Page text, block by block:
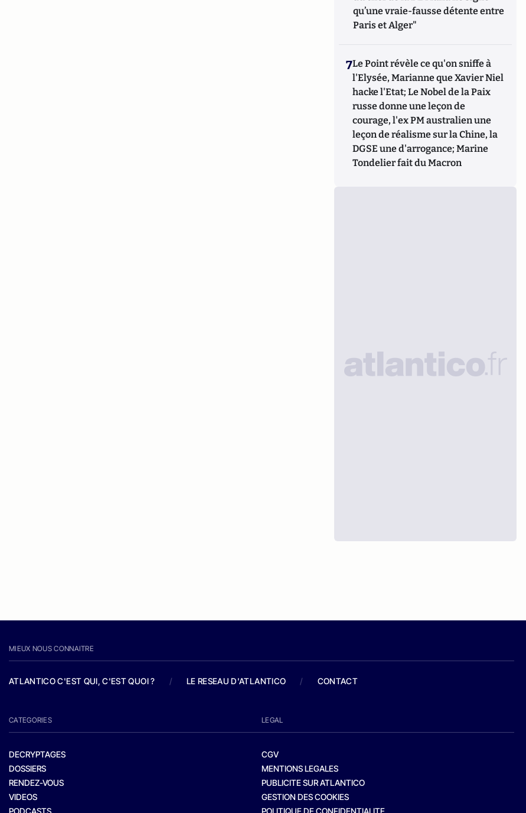
qu’une vraie-fausse détente entre
Paris et Alger"
7Le Point révèle ce qu'on sniffe à
l'Elysée, Marianne que Xavier Niel
hacke l'Etat; Le Nobel de la Paix
russe donne une leçon de
courage, l'ex PM australien une
leçon de réalisme sur la Chine, la
DGSE une d'arrogance; Marine
Tondelier fait du Macron
MIEUX NOUS CONNAITRE
ATLANTICO C'EST QUI, C'EST QUOI ? / LE RESEAU D'ATLANTICO / CONTACT
CATEGORIES
DECRYPTAGES
DOSSIERS
RENDEZ-VOUS
VIDEOS
PODCASTS
LEGAL
CGV
MENTIONS LEGALES
PUBLICITE SUR ATLANTICO
GESTION DES COOKIES
POLITIQUE DE CONFIDENTIALITE